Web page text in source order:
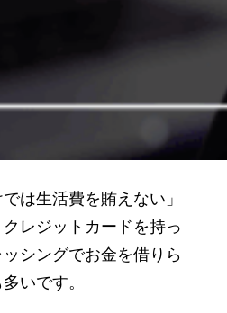
は生活費を賄えない」
レジットカードを持っ
シングでお金を借りら
いです。